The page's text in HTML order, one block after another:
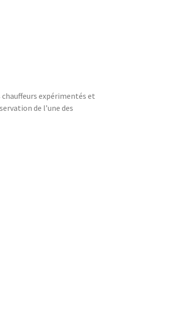
expérimentés et
de l’une des